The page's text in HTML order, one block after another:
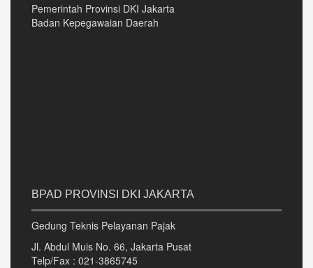
Pemerintah Provinsi DKI Jakarta
Badan Kepegawaian Daerah
BPAD PROVINSI DKI JAKARTA
Gedung Teknis Pelayanan Pajak
Jl. Abdul Muis No. 66, Jakarta Pusat
Telp/Fax : 021-3865745